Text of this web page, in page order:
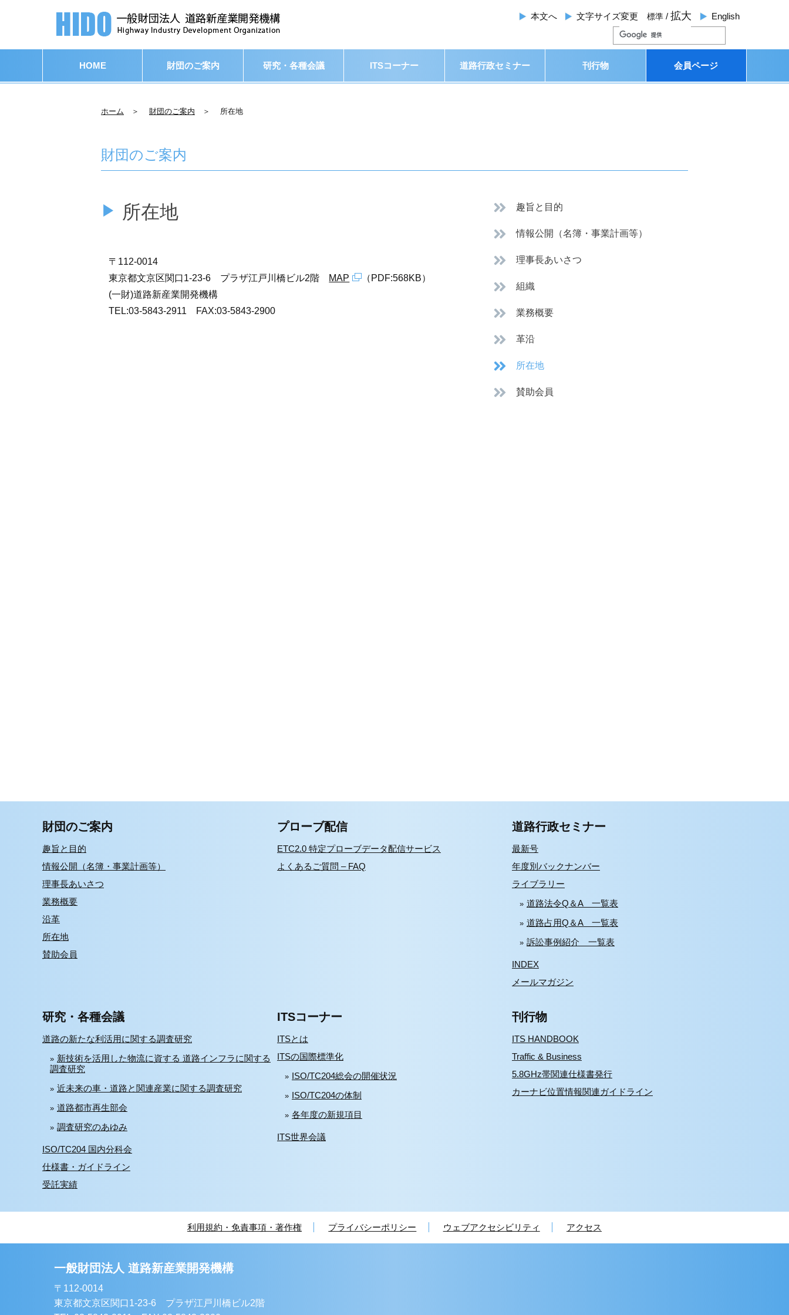
本文へ 文字サイズ変更標準 /拡大 English
HOME 財団のご案内 研究・各種会議 ITSコーナー 道路行政セミナー 刊行物 会員ページ
ホーム ＞ 財団のご案内 ＞ 所在地
財団のご案内
所在地
〒112-0014
東京都文京区関口1-23-6 プラザ江戸川橋ビル2階 MAP
（PDF:568KB）
(一財)道路新産業開発機構
TEL:03-5843-2911 FAX:03-5843-2900
趣旨と目的
情報公開（名簿・事業計画等）
理事長あいさつ
組織
業務概要
革沿
所在地
賛助会員
財団のご案内
趣旨と目的
情報公開（名簿・事業計画等）
理事長あいさつ
業務概要
沿革
所在地
賛助会員
プローブ配信
ETC2.0 特定プローブデータ配信サービス
よくあるご質問 – FAQ
道路行政セミナー
最新号
年度別バックナンバー
ライブラリー
道路法令Q＆A 一覧表
道路占用Q＆A 一覧表
訴訟事例紹介 一覧表
INDEX
メールマガジン
研究・各種会議
道路の新たな利活用に関する調査研究
新技術を活用した物流に資する 道路インフラに関する
調査研究
近未来の車・道路と関連産業に関する調査研究
道路都市再生部会
調査研究のあゆみ
ISO/TC204 国内分科会
仕様書・ガイドライン
受託実績
ITSコーナー
ITSとは
ITSの国際標準化
ISO/TC204総会の開催状況
ISO/TC204の体制
各年度の新規項目
ITS世界会議
刊行物
ITS HANDBOOK
Traffic & Business
5.8GHz帯関連仕様書発行
カーナビ位置情報関連ガイドライン
利用規約・免責事項・著作権 プライバシーポリシー ウェブアクセシビリティ アクセス
一般財団法人 道路新産業開発機構
〒112-0014
東京都文京区関口1-23-6 プラザ江戸川橋ビル2階